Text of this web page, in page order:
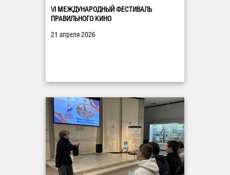
VI МЕЖДУНАРОДНЫЙ ФЕСТИВАЛЬ
ПРАВИЛЬНОГО КИНО
21 апреля 2026